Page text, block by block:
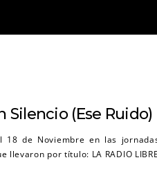
Silencio (Ese Ruido)
18 de Noviembre en las
llevaron por título: LA RADIO LIBRE